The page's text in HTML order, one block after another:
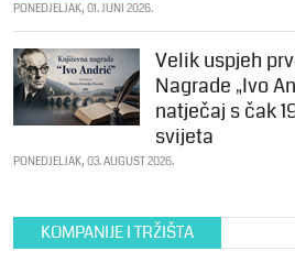
PONEDJELJAK, 01. JUNI 2026.
Velik uspjeh
Nagrade „Ivo
natječaj s čak
svijeta
PONEDJELJAK, 03. AUGUST 2026.
KOMPANIJE I TRŽIŠTA